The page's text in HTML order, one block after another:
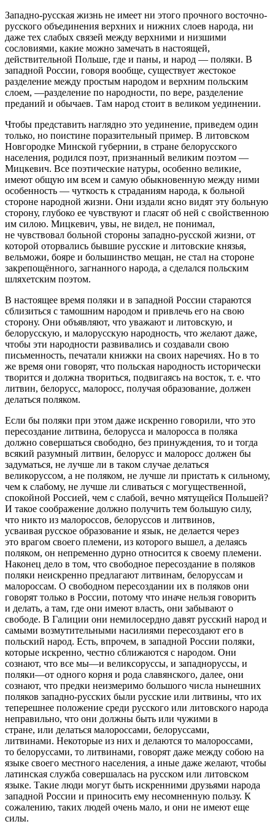
Западно-русская жизнь не имеет ни этого прочного восточно-
русского объединения верхних и нижних слоев народа, ни
даже тех слабых связей между верхними и низшими
сословиями, какие можно замечать в настоящей,
действительной Польше, где и паны, и народ — поляки. В
западной России, говоря вообще, существует жестокое
разделение между простым народом и верхним польским
слоем, —разделение по народности, по вере, разделение
преданий и обычаев. Там народ стоит в великом уединении.
Чтобы представить наглядно это уединение, приведем один
только, но поистине поразительный пример. В литовском
Новгородке Минской губернии, в стране белорусского
населения, родился поэт, признанный великим поэтом —
Мицкевич. Все поэтические натуры, особенно великие,
имеют общую им всем и самую обыкновенную между ними
особенность — чуткость к страданиям народа, к больной
стороне народной жизни. Они издали ясно видят эту больную
сторону, глубоко ее чувствуют и гласят об ней с свойственною
им силою. Мицкевич, увы, не видел, не понимал,
не чувствовал больной стороны западно-русской жизни, от
которой оторвались бывшие русские и литовские князья,
вельможи, бояре и большинство мещан, не стал на стороне
закрепощённого, загнанного народа, а сделался польским
шляхетским поэтом.
В настоящее время поляки и в западной России стараются
сблизиться с тамошним народом и привлечь его на свою
сторону. Они объявляют, что уважают и литовскую, и
белорусскую, и малорусскую народность, что желают даже,
чтобы эти народности развивались и создавали свою
письменность, печатали книжки на своих наречиях. Но в то
же время они говорят, что польская народность исторически
творится и должна твориться, подвигаясь на восток, т. е. что
литвин, белорусс, малоросс, получая образование, должен
делаться поляком.
Если бы поляки при этом даже искренно говорили, что это
пересоздание литвина, белорусса и малоросса в поляка
должно совершаться свободно, без принуждения, то и тогда
всякий разумный литвин, белорусс и малоросс должен бы
задуматься, не лучше ли в таком случае делаться
великоруссом, а не поляком, не лучше ли пристать к сильному,
чем к слабому, не лучше ли сливаться с могущественной,
спокойной Россией, чем с слабой, вечно мятущейся Польшей?
И такое соображение должно получить тем большую силу,
что никто из малороссов, белоруссов и литвинов,
усваивая русское образование и язык, не делается через
это врагом своего племени, из которого вышел, а делаясь
поляком, он непременно дурно относится к своему племени.
Наконец дело в том, что свободное пересоздание в поляков
поляки неискренно предлагают литвинам, белоруссам и
малороссам. О свободном пересоздании их в поляков они
говорят только в России, потому что иначе нельзя говорить
и делать, а там, где они имеют власть, они забывают о
свободе. В Галиции они немилосердно давят русский народ и
самыми возмутительными насилиями пересоздают его в
польский народ. Есть, впрочем, в западной России поляки,
которые искренно, честно сближаются с народом. Они
сознают, что все мы—и великсоруссы, и западноруссы, и
поляки—от одного корня и рода славянского, далее, они
сознают, что предки неизмеримо большого числа нынешних
поляков западно-русских были русские или литвины, что их
теперешнее положение среди русского или литовского народа
неправильно, что они должны быть или чужими в
стране, или делаться малороссами, белоруссами,
литвинами. Некоторые из них и делаются то малороссами,
то белоруссами, то литвинами, говорят даже между собою на
языке своего местного населения, а иные даже желают, чтобы
латинская служба совершалась на русском или литовском
языке. Такие люди могут быть искренними друзьями народа
западной России и приносить ему несомненную пользу. К
сожалению, таких людей очень мало, и они не имеют еще
силы.